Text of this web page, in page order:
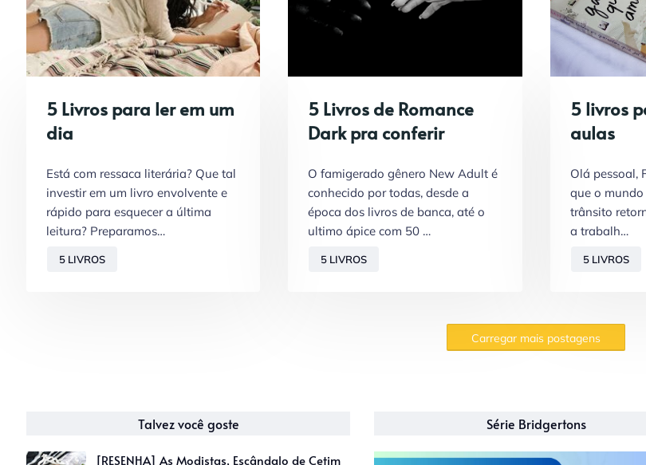
5 Livros para ler em um
dia
Está com ressaca literária? Que tal
investir em um livro envolvente e
rápido para esquecer a última
leitura? Preparamos…
5 LIVROS
5 Livros de Romance
Dark pra conferir
O famigerado gênero New Adult é
conhecido por todas, desde a
época dos livros de banca, até o
ultimo ápice com 50 …
5 LIVROS
5 livros
aulas
Olá pessoal,
que o
trânsito
a trabalh…
5 LIVROS
Carregar mais postagens
Talvez você goste
[RESENHA] As Modistas, Escândalo de Cetim
Série Bridgertons